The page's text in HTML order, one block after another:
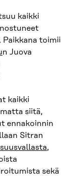
kaikki
. Paikkana toimii
n Juova
kaikki
siitä,
ennakoinnin
Sitran
,
sekä